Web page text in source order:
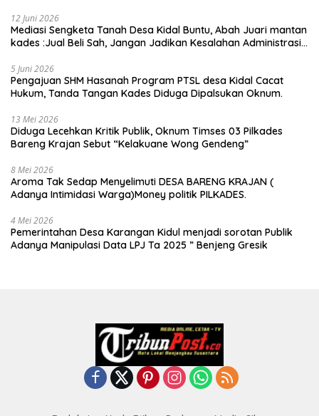
12 Juni 2026
Mediasi Sengketa Tanah Desa Kidal Buntu, Abah Juari mantan
kades :Jual Beli Sah, Jangan Jadikan Kesalahan Administrasi
5 Juni 2026
Pengajuan SHM Hasanah Program PTSL desa Kidal Cacat
Hukum, Tanda Tangan Kades Diduga Dipalsukan Oknum.
13 Mei 2026
Diduga Lecehkan Kritik Publik, Oknum Timses 03 Pilkades
Bareng Krajan Sebut “Kelakuane Wong Gendeng”
8 Mei 2026
Aroma Tak Sedap Menyelimuti DESA BARENG KRAJAN (
Adanya Intimidasi Warga)Money politik PILKADES.
4 Mei 2026
Pemerintahan Desa Karangan Kidul menjadi sorotan Publik
Adanya Manipulasi Data LPJ Ta 2025 ” Benjeng Gresik